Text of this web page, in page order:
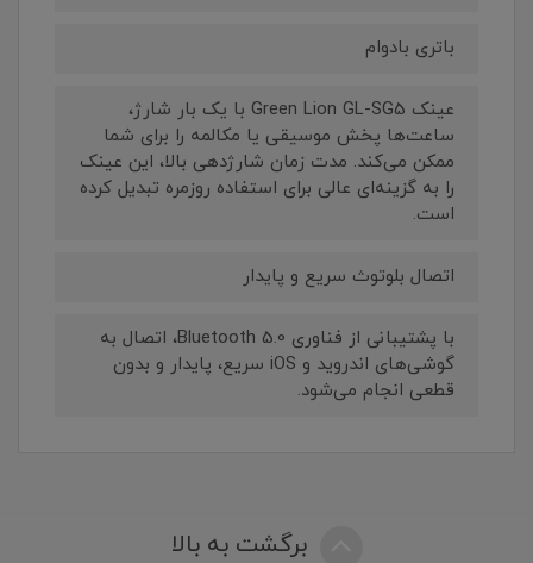
باتری بادوام
عینک Green Lion GL-SG5 با یک بار شارژ،
ساعت‌ها پخش موسیقی یا مکالمه را برای شما
ممکن می‌کند. مدت زمان شارژدهی بالا، این عینک
را به گزینه‌ای عالی برای استفاده روزمره تبدیل کرده
است.
اتصال بلوتوث سریع و پایدار
با پشتیبانی از فناوری Bluetooth 5.0، اتصال به
گوشی‌های اندروید و iOS سریع، پایدار و بدون
قطعی انجام می‌شود.
برگشت به بالا